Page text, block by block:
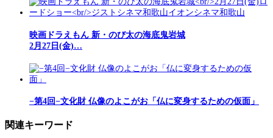
映画ドラえもん 新・のび太の海底鬼岩城
2月27日(金)…
−第4回−文化財 仏像のよこがお「仏に変身するための仮面」
関連キーワード